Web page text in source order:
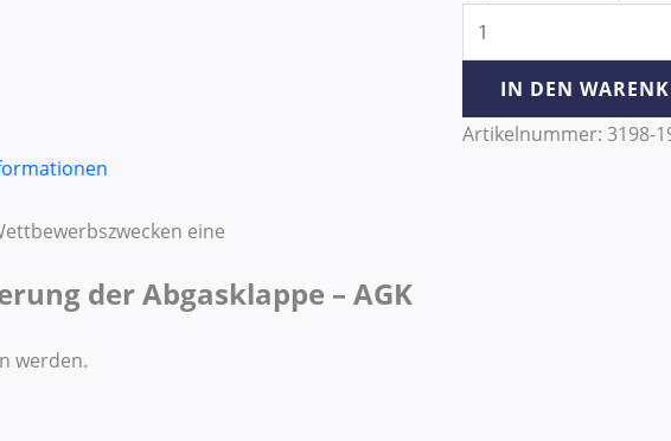
IN DEN
Artikelnummer: 3198-
eine
der Abgasklappe – AGK
werden.